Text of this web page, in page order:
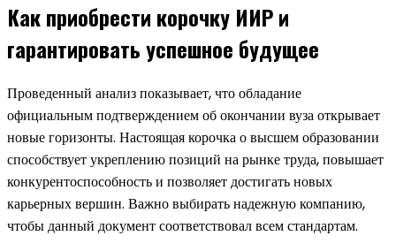
Как приобрести корочку ИИР и
гарантировать успешное будущее
Проведенный анализ показывает, что обладание
официальным подтверждением об окончании вуза открывает
новые горизонты. Настоящая корочка о высшем образовании
способствует укреплению позиций на рынке труда, повышает
конкурентоспособность и позволяет достигать новых
карьерных вершин. Важно выбирать надежную компанию,
чтобы данный документ соответствовал всем стандартам.